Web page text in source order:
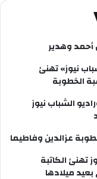
أحمد وهدير
نيوز» تهنئ
الخطوبة
الشباب نيوز
عزالدين وفاطيما
تهنئ الكاتبة
ميلادها